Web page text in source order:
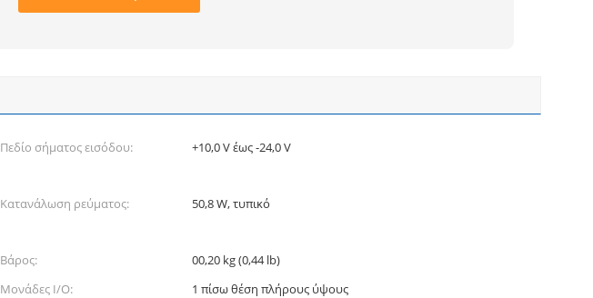
Πεδίο σήματος εισόδου: +10,0 V έως -24,0 V
Κατανάλωση ρεύματος: 50,8 W, τυπικό
Βάρος:
00,20 kg (0,44 lb)
Μονάδες I/O:
1 πίσω θέση πλήρους ύψους